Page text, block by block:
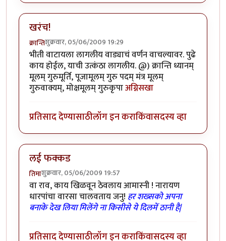
खरंच!
क्रान्तिशुक्रवार, 05/06/2009 19:29
भीती वाटायला लागलीय वाड्याचं वर्णन वाचल्यावर. पुढे
काय होईल, याची उत्कंठा लागलीय. @) क्रान्ति ध्यानम्
मूलम् गुरुमूर्ति, पूजामूलम् गुरु पदम् मंत्र मूलम्
गुरुवाक्यम्, मोक्षमूलम् गुरुकृपाअग्निसखा
प्रतिसाद देण्यासाठीलॉग इन कराकिंवासदस्य व्हा
लई फक्कड
तिमाशुक्रवार, 05/06/2009 19:57
वा राव, काय खिळवून ठेवलाय आमास्नी ! नारायण
धारपांचा वारसा चालवताय जनु! हर शख्सको अपना
बनाके देख लिया मिलेंगे ना किसीसे ये दिलमें ठानी है|
प्रतिसाद देण्यासाठीलॉग इन कराकिंवासदस्य व्हा